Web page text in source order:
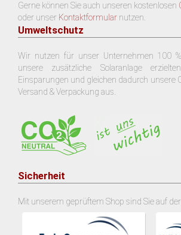
Gerne können Sie auch unseren kostenlosen
oder unser Kontaktformular nutzen.
Umweltschutz
Wir nutzen für unser Unternehmen 100
unsere zusätzliche Solaranlage
Einsparungen und gleichen dadurch unsere
Versand & Verpackung aus.
Sicherheit
Mit unserem geprüftem Shop sind Sie auf der